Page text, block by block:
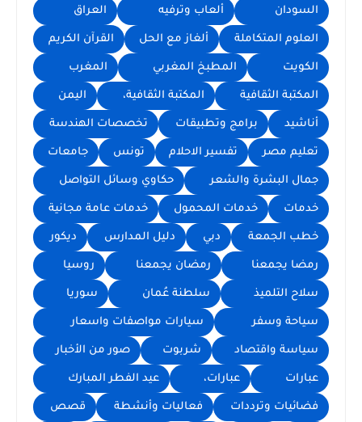
السودان ألعاب وترفيه العراق
العلوم المتكاملة ألغاز مع الحل القرآن الكريم
الكويت المطبخ المغربي المغرب
المكتبة الثقافية المكتبة الثقافية، اليمن
أناشيد برامج وتطبيقات تخصصات الهندسة
تعليم مصر تفسير الاحلام تونس جامعات
جمال البشرة والشعر حكاوي وسائل التواصل
خدمات خدمات المحمول خدمات عامة مجانية
خطب الجمعة دبي دليل المدارس ديكور
رمضا يجمعنا رمضان يجمعنا روسيا
سلاح التلميذ سلطنة عُمان سوريا
سياحة وسفر سيارات مواصفات واسعار
سياسة واقتصاد شربوت صور من الأخبار
عبارات عبارات، عيد الفطر المبارك
فضائيات وترددات فعاليات وأنشطة قصص